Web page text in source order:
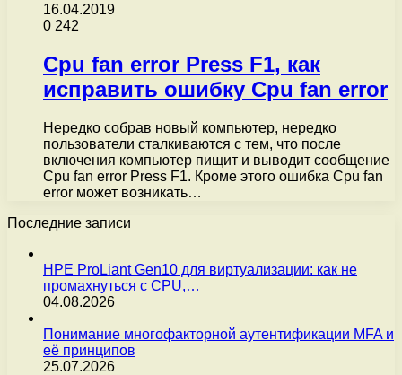
16.04.2019
0 242
Cpu fan error Press F1, как
исправить ошибку Cpu fan error
Нередко собрав новый компьютер, нередко
пользователи сталкиваются с тем, что после
включения компьютер пищит и выводит сообщение
Cpu fan error Press F1. Кроме этого ошибка Cpu fan
error может возникать…
Последние записи
HPE ProLiant Gen10 для виртуализации: как не
промахнуться с CPU,…
04.08.2026
Понимание многофакторной аутентификации MFA и
её принципов
25.07.2026